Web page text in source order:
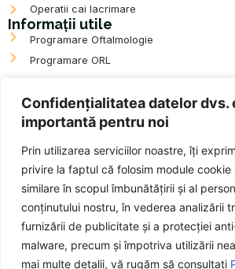
Confidențialitatea datelor dvs.
importantă pentru noi
Prin utilizarea serviciilor noastre, îți
privire la faptul că folosim module cookie
similare în scopul îmbunătățirii și al
conținutului nostru, în vederea analizării
furnizării de publicitate și a protecției
malware, precum și împotriva utilizării
mai multe detalii, vă rugăm să consultați
Operatii cai lacrimare
Informații utile
Programare Oftalmologie
Programare ORL
Date de contact
Programări:0364 739 127
Magazin Optica:0799 777 034
Mail:office@provisual.ro
str. Șoimului nr. 24, Cartier Zorilor, Cluj-
Complexului Comercial Sigma)